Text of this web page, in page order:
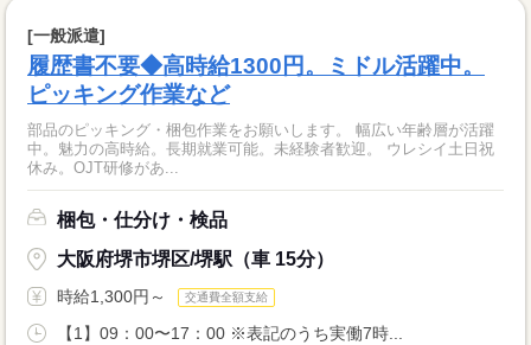
[一般派遣]
履歴書不要◆高時給1300円。ミドル活躍中。
ピッキング作業など
部品のピッキング・梱包作業をお願いします。 幅広い年齢層が活躍
中。魅力の高時給。長期就業可能。未経験者歓迎。 ウレシイ土日祝
休み。OJT研修があ...
梱包・仕分け・検品
大阪府堺市堺区/堺駅（車 15分）
時給1,300円～ 交通費全額支給
【1】09：00〜17：00 ※表記のうち実働7時...